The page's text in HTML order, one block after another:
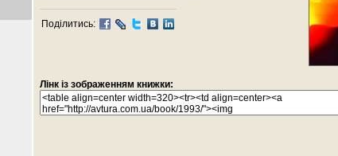
Поділитись:
Лінк із зображенням книжки: